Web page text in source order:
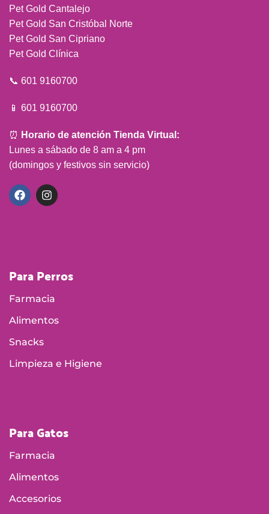
Pet Gold Cantalejo
Pet Gold San Cristóbal Norte
Pet Gold San Cipriano
Pet Gold Clínica
📞 601 9160700
📱 601 9160700
⏰ Horario de atención Tienda Virtual:
Lunes a sábado de 8 am a 4 pm
(domingos y festivos sin servicio)
Para Perros
Farmacia
Alimentos
Snacks
Limpieza e Higiene
Para Gatos
Farmacia
Alimentos
Accesorios